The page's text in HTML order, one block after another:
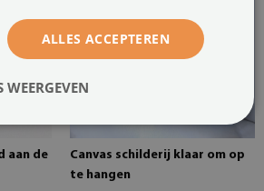
aan de
Canvas schilderij klaar om op
te hangen
ALLES ACCEPTEREN
WEERGEVEN